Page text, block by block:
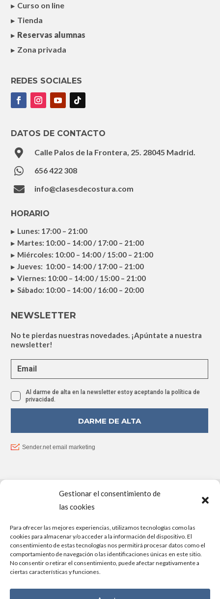
Gestionar el consentimiento de
las cookies
Para ofrecer las mejores experiencias, utilizamos tecnologías como las
cookies para almacenar y/o acceder a la información del dispositivo. El
consentimiento de estas tecnologías nos permitirá procesar datos como el
comportamiento de navegación o las identificaciones únicas en este sitio.
No consentir o retirar el consentimiento, puede afectar negativamente a
ciertas características y funciones.
Curso on line
Tienda
Reservas alumnas
Zona privada
REDES SOCIALES
DATOS DE CONTACTO
 Calle Palos de la Frontera, 25. 28045 Madrid.
 656 422 308
 info@clasesdecostura.com
HORARIO
Lunes: 17:00 – 21:00
Martes: 10:00 – 14:00 / 17:00 – 21:00
Miércoles: 10:00 – 14:00 / 15:00 – 21:00
Jueves: 10:00 – 14:00 / 17:00 – 21:00
Viernes: 10:00 – 14:00 / 15:00 – 21:00
Sábado: 10:00 – 14:00 / 16:00 – 20:00
PROYECTO FINANCIADO POR LA UNIÓN EUROPEA –
NEXTGENERATIONEU